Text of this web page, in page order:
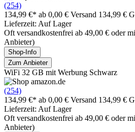
(254)
134,99 €* ab 0,00 € Versand 134,99 €
Lieferzeit: Auf Lager
Oft versandkostenfrei ab 49,00 € oder
Anbieter)
Shop-Info
Zum Anbieter
WiFi 32 GB mit Werbung Schwarz
(254)
134,99 €* ab 0,00 € Versand 134,99 €
Lieferzeit: Auf Lager
Oft versandkostenfrei ab 49,00 € oder
Anbieter)